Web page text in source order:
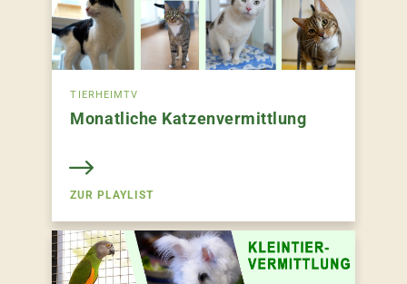
TIERHEIMTV
Monatliche Katzenvermittlung
ZUR PLAYLIST